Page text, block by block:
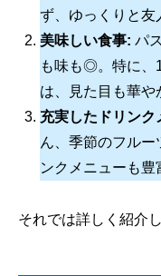
ず、ゆっくりと友
美味しい食事: パ
も味も◎。特に、
は、見た目も華や
充実したドリンク
ん、季節のフルー
ンクメニューも豊
それでは詳しく紹介